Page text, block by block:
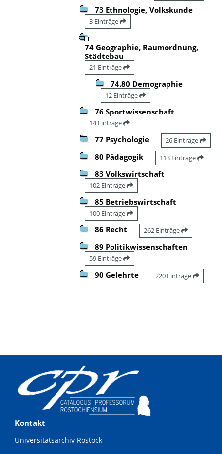
73 Ethnologie, Volkskunde
3 Einträge
74 Geographie, Raumordnung,
Städtebau
21 Einträge
74.80 Demographie
12 Einträge
76 Sportwissenschaft
14 Einträge
77 Psychologie 26 Einträge
80 Pädagogik 113 Einträge
83 Volkswirtschaft
102 Einträge
85 Betriebswirtschaft
100 Einträge
86 Recht 262 Einträge
89 Politikwissenschaften
59 Einträge
90 Gelehrte 220 Einträge
Kontakt
Universitätsarchiv Rostock